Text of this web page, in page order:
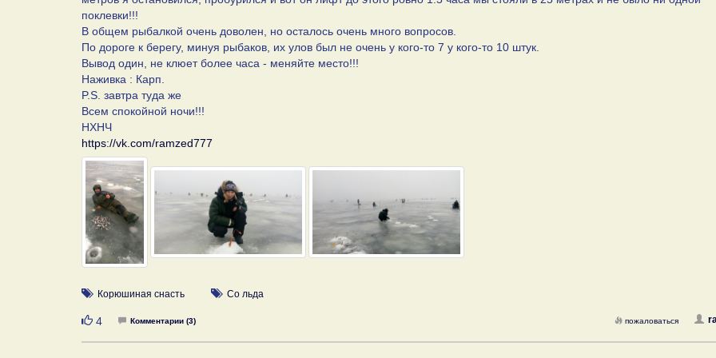
поклевки!!!
В общем рыбалкой очень доволен, но осталось очень много вопросов.
По дороге к берегу, минуя рыбаков, их улов был не очень у кого-то 7 у кого-то 10 штук.
Вывод один, не клюет более часа - меняйте место!!!
Наживка : Карп.
P.S. завтра туда же
Всем спокойной ночи!!!
НХНЧ
https://vk.com/ramzed777
Корюшиная снасть Со льда
Нравится
4 Комментарии (3) пожаловаться